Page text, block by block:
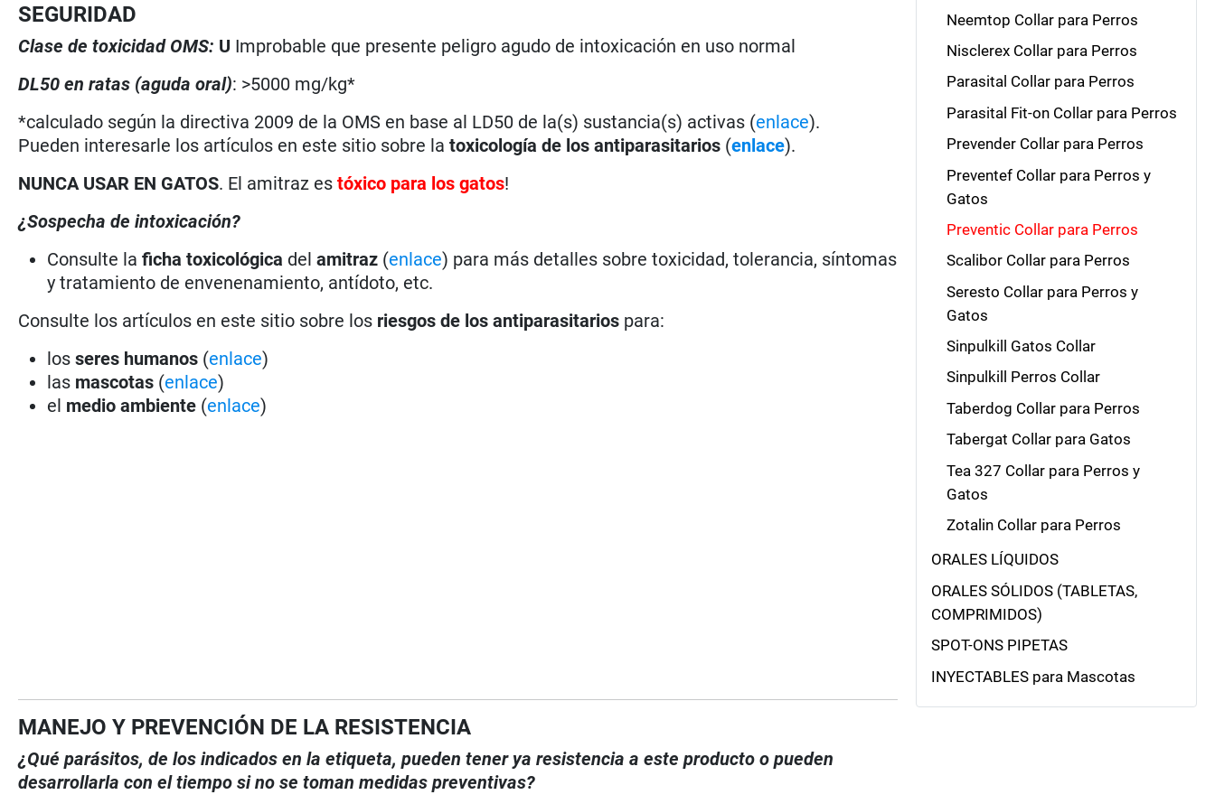
SEGURIDAD
Clase de toxicidad OMS: U Improbable que presente peligro agudo de intoxicación en uso normal
DL50 en ratas (aguda oral): >5000 mg/kg*
*calculado según la directiva 2009 de la OMS en base al LD50 de la(s) sustancia(s) activas (enlace).
Pueden interesarle los artículos en este sitio sobre la toxicología de los antiparasitarios (enlace).
NUNCA USAR EN GATOS. El amitraz estóxico para los gatos!
¿Sospecha de intoxicación?
Consulte laficha toxicológica delamitraz (enlace) para más detalles sobre toxicidad, tolerancia, síntomas
y tratamiento de envenenamiento, antídoto, etc.
Consulte los artículos en este sitio sobre los riesgos de los antiparasitarios para:
losseres humanos (enlace)
las mascotas (enlace)
el medio ambiente (enlace)
MANEJO Y PREVENCIÓN DE LA RESISTENCIA
¿Qué parásitos, de los indicados en la etiqueta, pueden tener ya resistencia a este producto o pueden
desarrollarla con el tiempo si no se toman medidas preventivas?
Neemtop Collar para Perros
Nisclerex Collar para Perros
Parasital Collar para Perros
Parasital Fit-on Collar para Perros
Prevender Collar para Perros
Preventef Collar para Perros y
Gatos
Preventic Collar para Perros
Scalibor Collar para Perros
Seresto Collar para Perros y
Gatos
Sinpulkill Gatos Collar
Sinpulkill Perros Collar
Taberdog Collar para Perros
Tabergat Collar para Gatos
Tea 327 Collar para Perros y
Gatos
Zotalin Collar para Perros
ORALES LÍQUIDOS
ORALES SÓLIDOS (TABLETAS,
COMPRIMIDOS)
SPOT-ONS PIPETAS
INYECTABLES para Mascotas